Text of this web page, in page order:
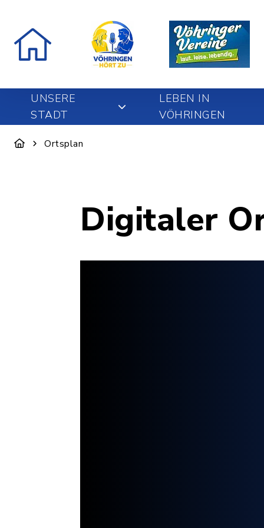
UNSERE
STADT
LEBEN IN
VÖHRINGEN
Ortsplan
Digitaler